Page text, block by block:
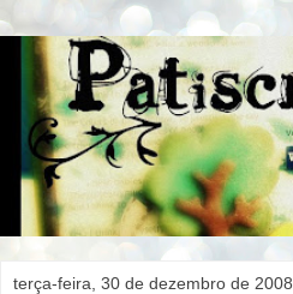
terça-feira, 30 de dezembro de 2008